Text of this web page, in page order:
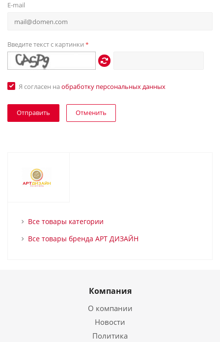
E-mail
Введите текст с картинки *
Я согласен на обработку персональных данных
Отменить
Все товары категории
Все товары бренда АРТ ДИЗАЙН
Компания
О компании
Новости
Политика